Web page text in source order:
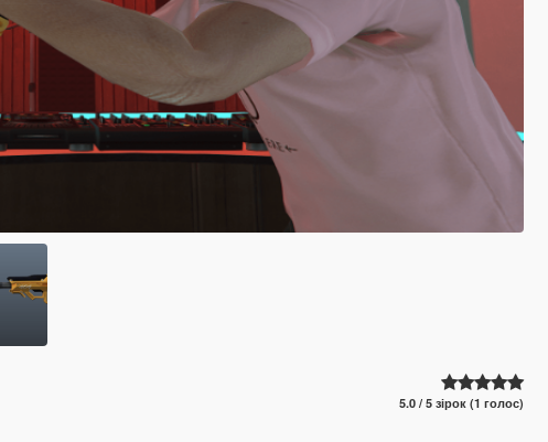
5.0 / 5 зірок (1 голос)